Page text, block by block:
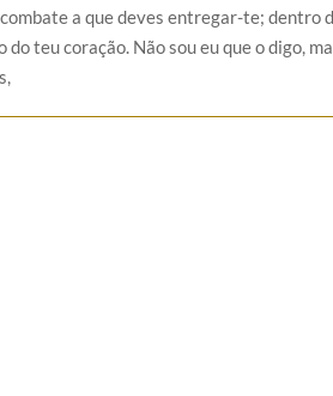
a que deves entregar-te;
teu coração. Não sou eu que o digo,